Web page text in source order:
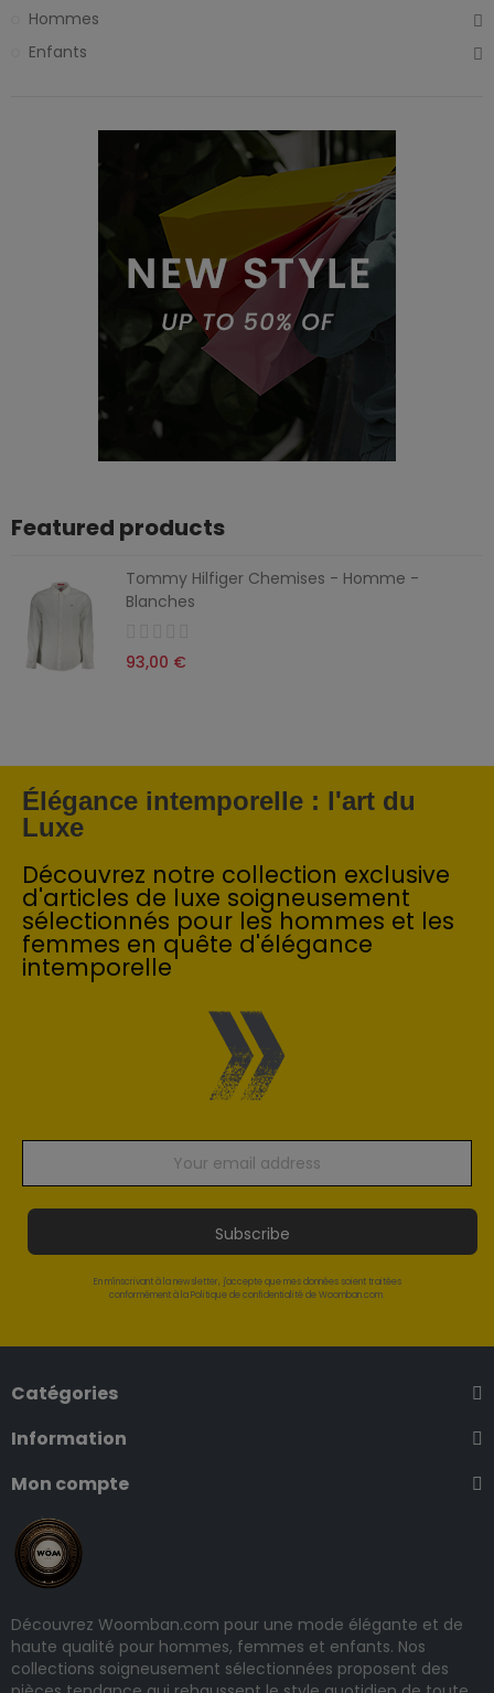
Hommes
Enfants
Featured products
Tommy Hilfiger Chemises - Homme -
Blanches
93,00 €
Élégance intemporelle : l'art du
Luxe
Découvrez notre collection exclusive
d'articles de luxe soigneusement
sélectionnés pour les hommes et les
femmes en quête d'élégance
intemporelle
Subscribe
En m'inscrivant à la newsletter, j'accepte que mes données soient traitées
conformément à la Politique de confidentialité de Woomban.com.
Catégories
Information
Mon compte
Découvrez Woomban.com pour une mode élégante et de
haute qualité pour hommes, femmes et enfants. Nos
collections soigneusement sélectionnées proposent des